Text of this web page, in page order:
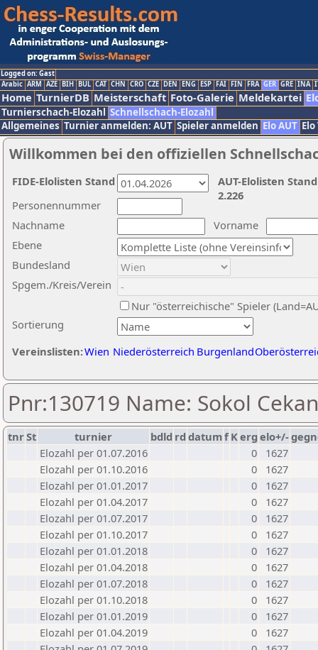
Logged on: Gast
Arabic ARM AZE BIH BUL CAT CHN CRO CZE DEN ENG ESP FAI FIN FRA GER GRE INA
Home TurnierDB Meisterschaft Foto-Galerie Meldekartei
Turnierschach-Elozahl Schnellschach-Elozahl
Allgemeines Turnier anmelden: AUT Spieler anmelden Elo AUT
Willkommen bei den offiziellen
Nachname
Vorname
Ebene
Sortierung
Personennummer
Bundesland
Spgem./Kreis/Verein
Nur "österreichische" Spieler
Vereinslisten:Wien Niederösterreich Burgenland
AUT-Elolisten
2.226
FIDE-Elolisten Stand
Pnr:130719 Name: Sokol
tnrSt turnier bdld rd datumf Kerg elo+/-
Elozahl per 01.07.2016
0
1627
Elozahl per 01.10.2016
0
1627
Elozahl per 01.01.2017
0
1627
Elozahl per 01.04.2017
0
1627
Elozahl per 01.07.2017
0
1627
Elozahl per 01.10.2017
0
1627
Elozahl per 01.01.2018
0
1627
Elozahl per 01.04.2018
0
1627
Elozahl per 01.07.2018
0
1627
Elozahl per 01.10.2018
0
1627
Elozahl per 01.01.2019
0
1627
Elozahl per 01.04.2019
0
1627